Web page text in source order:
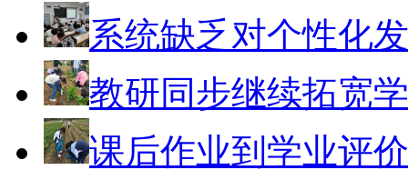
系统缺乏对个性化
教研同步继续拓宽
课后作业到学业评